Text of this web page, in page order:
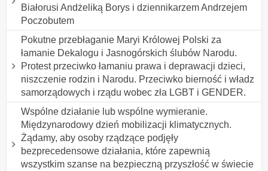
Białorusi Andżeliką Borys i dziennikarzem Andrzejem
Poczobutem
Pokutne przebłaganie Maryi Królowej Polski za
łamanie Dekalogu i Jasnogórskich ślubów Narodu.
Protest przeciwko łamaniu prawa i deprawacji dzieci,
niszczenie rodzin i Narodu. Przeciwko bierność i władz
samorządowych i rządu wobec zła LGBT i GENDER.
Wspólne działanie lub wspólne wymieranie.
Międzynarodowy dzień mobilizacji klimatycznych.
Żądamy, aby osoby rządzące podjęły
bezprecedensowe działania, które zapewnią
wszystkim szanse na bezpieczną przyszłość w świecie